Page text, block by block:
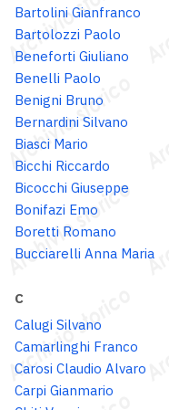
Bartolini Gianfranco
Bartolozzi Paolo
Beneforti Giuliano
Benelli Paolo
Benigni Bruno
Bernardini Silvano
Biasci Mario
Bicchi Riccardo
Bicocchi Giuseppe
Bonifazi Emo
Boretti Romano
Bucciarelli Anna Maria
C
Calugi Silvano
Camarlinghi Franco
Carosi Claudio Alvaro
Carpi Gianmario